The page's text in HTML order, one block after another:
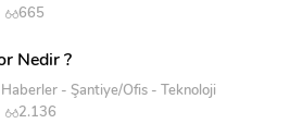
665
Nedir ?
Haberler Şantiye/Ofis
Teknoloji
2.136